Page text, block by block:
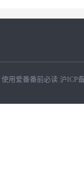
使用爱番番前必读 沪ICP